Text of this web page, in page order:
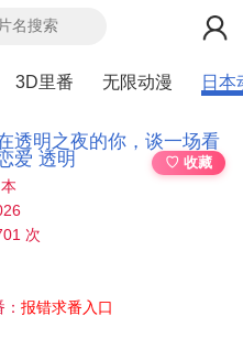
3D里番 无限动漫 日本
透明之夜的你，谈一场看
爱 透明
♡ 收藏
次
：报错求番入口